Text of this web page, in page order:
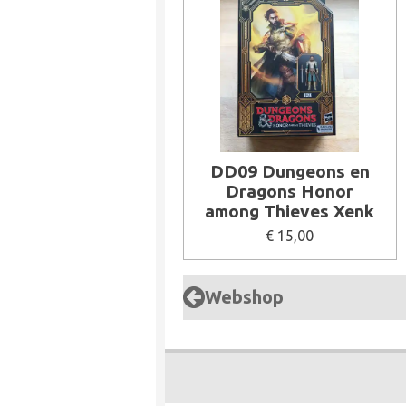
DD09 Dungeons en
Dragons Honor
among Thieves Xenk
€ 15,00
Webshop